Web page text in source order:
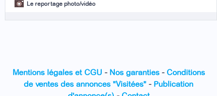
Le reportage photo/vidéo
Mentions légales et CGU - Nos garanties- Conditions
de ventes des annonces "Visitées" - Publication